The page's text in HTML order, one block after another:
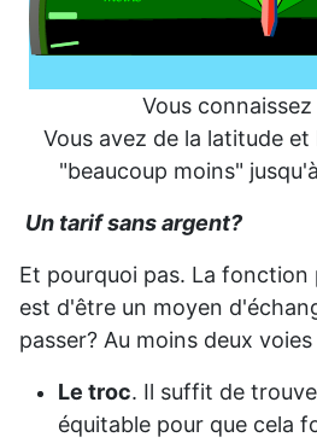
Vous
Vous avez de la latitude
"beaucoup moins"
Un tarif sans argent?
Et pourquoi pas. La fonction
est d'être un moyen
passer? Au moins deux
Le troc. Il suffit de
équitable pour que cela